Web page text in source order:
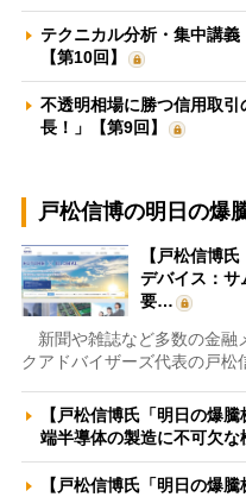
テクニカル分析・集中講
【第10回】
不透明相場に勝つ信用取
長！」【第9回】
戸松信博の明日の爆
【戸松信博
デバイス：サ
要…
新聞や雑誌など多数の金融
クアドバイザーズ代表の戸
【戸松信博氏「明日の爆
端半導体の製造に不可欠
【戸松信博氏「明日の爆